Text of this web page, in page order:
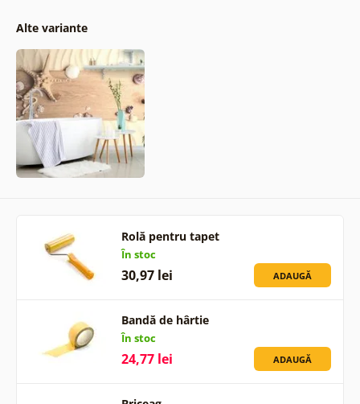
Alte variante
Rolă pentru tapet
În stoc
30,97 lei ADAUGĂ
Bandă de hârtie
În stoc
24,77 lei ADAUGĂ